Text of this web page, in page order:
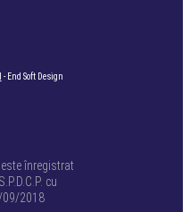
- End Soft Design
este înregistrat
cu
09/2018